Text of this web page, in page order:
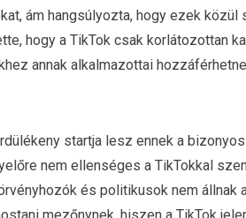
ám hangsúlyozta, hogy ezek közül
hogy a TikTok csak korlátozottan
annak alkalmazottai
startja lesz ennek a
nem ellenséges a TikTokkal
és politikusok nem állnak
mezőnynek, hiszen a TikTok